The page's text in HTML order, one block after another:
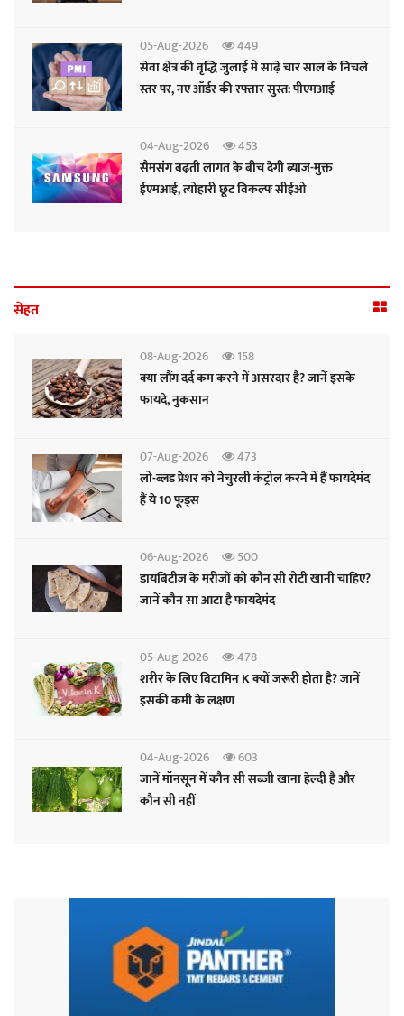
05-Aug-2026
449
सेवा क्षेत्र की वृद्धि जुलाई में साढ़े चार साल के निचले
स्तर पर, नए ऑर्डर की रफ्तार सुस्त: पीएमआई
04-Aug-2026
453
सैमसंग बढ़ती लागत के बीच देगी ब्याज-मुक्त
ईएमआई, त्योहारी छूट विकल्पः सीईओ
सेहत
08-Aug-2026
158
क्या लौंग दर्द कम करने में असरदार है? जानें इसके
फायदे, नुकसान
07-Aug-2026
473
लो-ब्लड प्रेशर को नेचुरली कंट्रोल करने में हैं फायदेमंद
हैं ये 10 फूड्स
06-Aug-2026
500
डायबिटीज के मरीजों को कौन सी रोटी खानी चाहिए?
जानें कौन सा आटा है फायदेमंद
05-Aug-2026
478
शरीर के लिए विटामिन K क्यों जरूरी होता है? जानें
इसकी कमी के लक्षण
04-Aug-2026
603
जानें मॉनसून में कौन सी सब्जी खाना हेल्दी है और
कौन सी नहीं